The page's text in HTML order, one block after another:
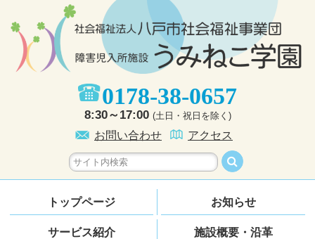
0178-38-0657
8:30～17:00 (土日・祝日を除く)
お問い合わせ アクセス
トップページ お知らせ
サービス紹介 施設概要・沿革